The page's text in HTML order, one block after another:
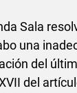
Sala
una
del
del